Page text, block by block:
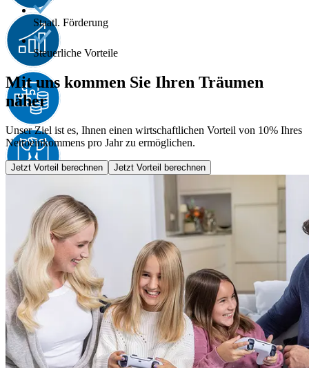
Staatl. Förderung
Steuerliche Vorteile
Mit uns kommen Sie Ihren Träumen
näher
Unser Ziel ist es, Ihnen einen wirtschaftlichen Vorteil von 10% Ihres
Nettoeinkommens pro Jahr zu ermöglichen.
Jetzt Vorteil berechnen Jetzt Vorteil berechnen